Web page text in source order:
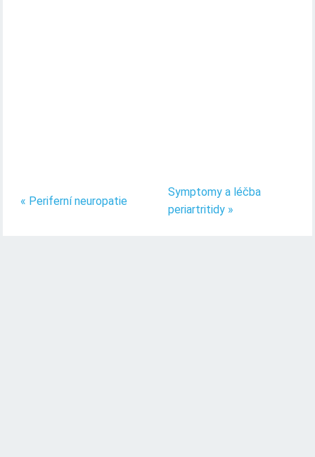
« Periferní neuropatie
Symptomy a léčba
periartritidy »